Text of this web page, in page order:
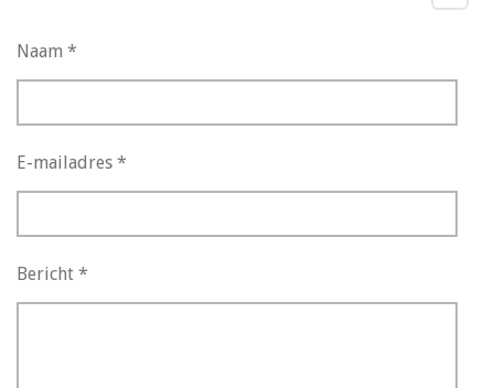
Naam *
E-mailadres *
Bericht *